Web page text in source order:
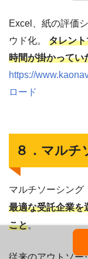
Excel、紙の評価
ウド化。 タレン
時間が掛かってい
https://
ロード
８．マルチ
マルチソーシング
最適な受託企業を
こと。
従来のアウトソー